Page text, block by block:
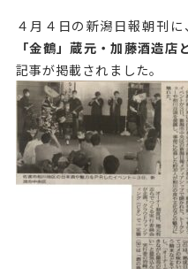
４月４日の新潟日報朝刊
「金鶴」蔵元・加藤酒造
記事が掲載されました。